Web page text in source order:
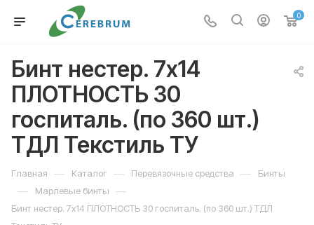
0
Бинт нестер. 7х14
ПЛОТНОСТЬ 30
госпиталь. (по 360 шт.)
ТДЛ Текстиль ТУ
Главная — Каталог — Перевязочные средства — Бинты
— Марлевые бинты —
Бинт нестер. 7х14 ПЛОТНОСТЬ 30 госпиталь. (по 360 шт.) ТДЛ